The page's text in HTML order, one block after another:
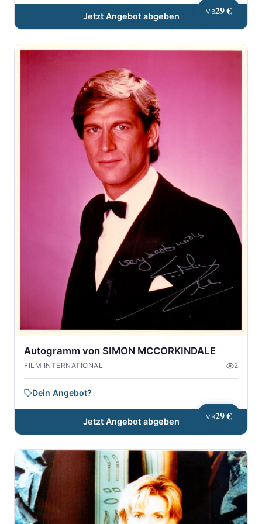
VB29 €
Jetzt Angebot abgeben
VB29 €
Autogramm von SIMON MCCORKINDALE
FILM INTERNATIONAL 2
Dein Angebot?
Jetzt Angebot abgeben